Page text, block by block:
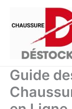
contenu
Guide